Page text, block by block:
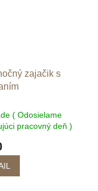
zajačik s
( Odosielame
pracovný deň )